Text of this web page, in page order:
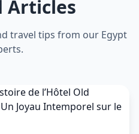
Articles
travel tips from our Egypt